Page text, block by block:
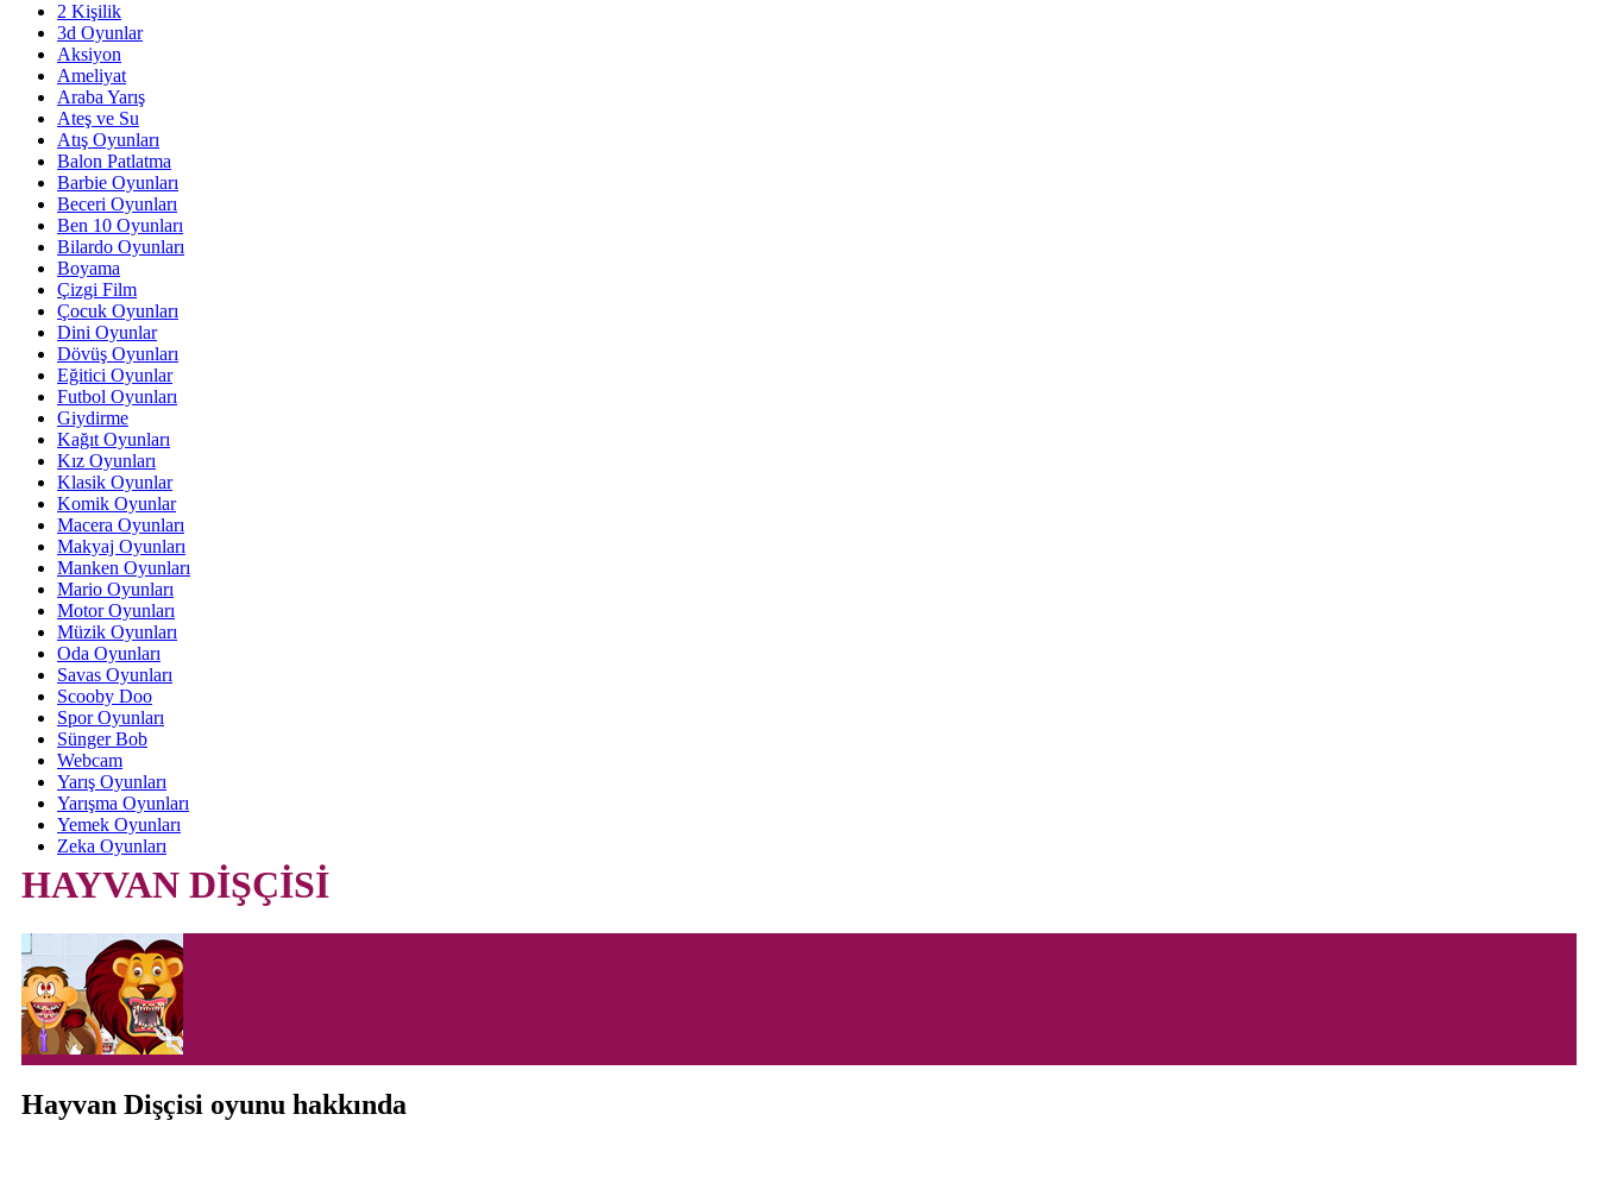
2 Kişilik
3d Oyunlar
Aksiyon
Ameliyat
Araba Yarış
Ateş ve Su
Atış Oyunları
Balon Patlatma
Barbie Oyunları
Beceri Oyunları
Ben 10 Oyunları
Bilardo Oyunları
Boyama
Çizgi Film
Çocuk Oyunları
Dini Oyunlar
Dövüş Oyunları
Eğitici Oyunlar
Futbol Oyunları
Giydirme
Kağıt Oyunları
Kız Oyunları
Klasik Oyunlar
Komik Oyunlar
Macera Oyunları
Makyaj Oyunları
Manken Oyunları
Mario Oyunları
Motor Oyunları
Müzik Oyunları
Oda Oyunları
Savas Oyunları
Scooby Doo
Spor Oyunları
Sünger Bob
Webcam
Yarış Oyunları
Yarışma Oyunları
Yemek Oyunları
Zeka Oyunları
HAYVAN DİŞÇİSİ
Hayvan Dişçisi oyunu hakkında